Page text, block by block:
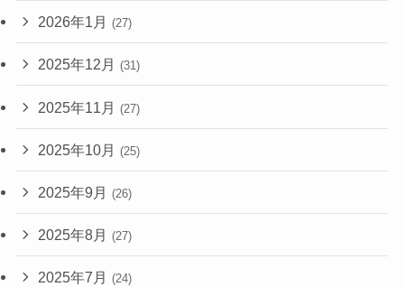
2026年1月 (27)
2025年12月 (31)
2025年11月 (27)
2025年10月 (25)
2025年9月 (26)
2025年8月 (27)
2025年7月 (24)